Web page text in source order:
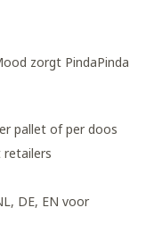
zorgt PindaPinda
pallet of per doos
DE, EN voor